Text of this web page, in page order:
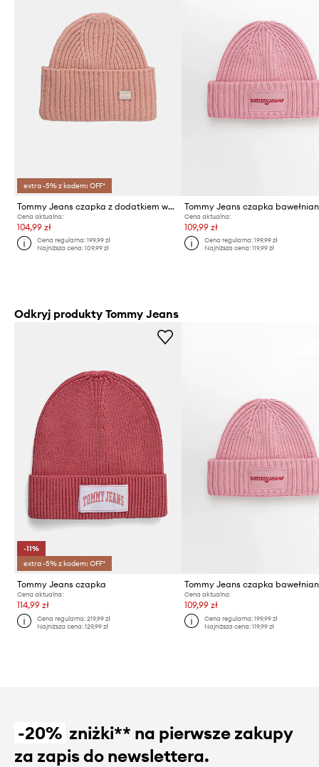
extra -5% z kodem: OFF*
Tommy Jeans czapka z dodatkiem wełny
Cena aktualna:
104,99 zł
Cena regularna:199,99 zł
Najniższa cena:109,99 zł
Tommy Jeans czapka
Cena aktualna:
109,99 zł
Cena regularna: 199,99 zł
Najniższa cena: 119,99 zł
Odkryj produkty Tommy Jeans
-11%
extra -5% z kodem: OFF*
Tommy Jeans czapka
Cena aktualna:
114,99 zł
Cena regularna:219,99 zł
Najniższa cena:129,99 zł
Tommy Jeans czapka
Cena aktualna:
109,99 zł
Cena regularna: 199,99 zł
Najniższa cena: 119,99 zł
-20% zniżki** na pierwsze zakupy
za zapis do newslettera.